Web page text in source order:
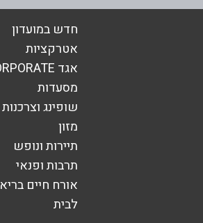
אימייל*
חדש במועדון
אטרקציות
אגד CORPORATE
מסעדות
שופינג וצרכנות
מזון
תיירות ונופש
תרבות ופנאי
אורח חיים בריא
לבית